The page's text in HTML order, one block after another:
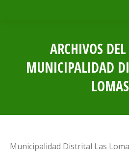
ARCHIVOS
MUNICIPALIDAD
LOMAS
Municipalidad Distrital Las